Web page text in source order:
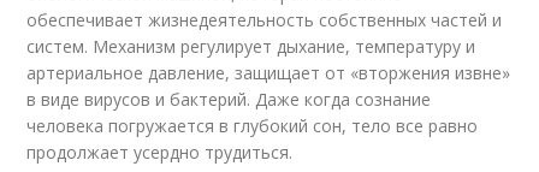
обеспечивает жизнедеятельность собственных частей и
систем. Механизм регулирует дыхание, температуру и
артериальное давление, защищает от «вторжения извне»
в виде вирусов и бактерий. Даже когда сознание
человека погружается в глубокий сон, тело все равно
продолжает усердно трудиться.